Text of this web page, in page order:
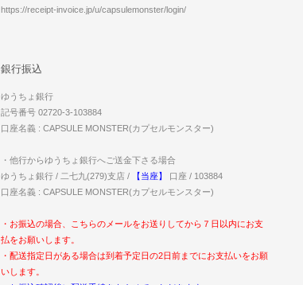
https://receipt-invoice.jp/u/capsulemonster/login/
銀行振込
ゆうちょ銀行
記号番号 02720-3-103884
口座名義 : CAPSULE MONSTER(カプセルモンスター)
・他行からゆうちょ銀行へご送金下さる場合
ゆうちょ銀行 / 二七九(279)支店 /
【当座】
口座 / 103884
口座名義 : CAPSULE MONSTER(カプセルモンスター)
・お振込の場合、こちらのメールをお送りしてから７日以内にお支
払をお願いします。
・配送指定日がある場合は到着予定日の2日前までにお支払いをお願
いします。